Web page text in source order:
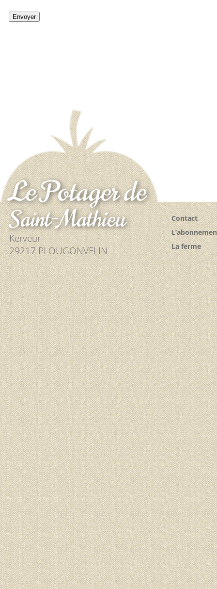
Le Potager de
Saint-Mathieu
Kerveur
29217 PLOUGONVELIN
Contact
La ferme